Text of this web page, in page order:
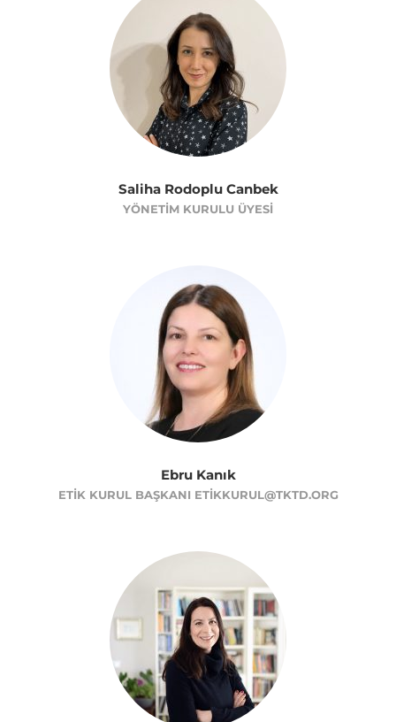
Saliha Rodoplu Canbek
YÖNETIM KURULU ÜYESI
Ebru Kanık
ETIK KURUL BAŞKANI ETIKKURUL@TKTD.ORG